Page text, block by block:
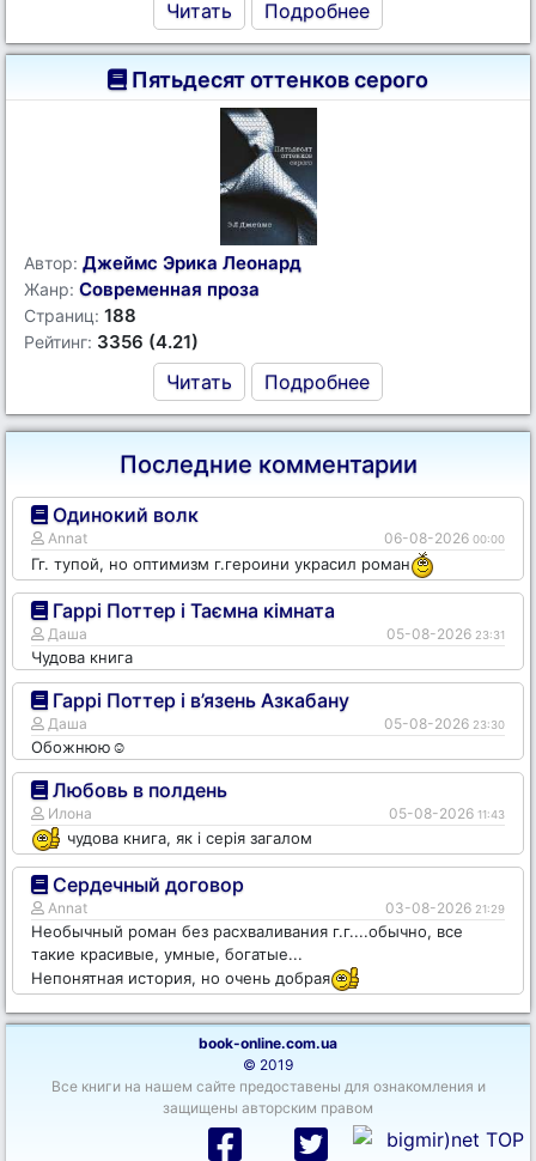
Читать Подробнее
Пятьдесят оттенков серого
Автор: Джеймс Эрика Леонард
Жанр: Современная проза
Страниц: 188
Рейтинг: 3356 (4.21)
Читать Подробнее
Последние комментарии
Одинокий волк
Annat 06-08-2026 00:00
Гг. тупой, но оптимизм г.героини украсил роман
Гаррі Поттер і Таємна кімната
Даша 05-08-2026 23:31
Чудова книга
Гаррі Поттер і в’язень Азкабану
Даша 05-08-2026 23:30
Обожнюю☺️
Любовь в полдень
Илона 05-08-2026 11:43
чудова книга, як і серія загалом
Сердечный договор
Annat 03-08-2026 21:29
Необычный роман без расхваливания г.г....обычно, все
такие красивые, умные, богатые...
Непонятная история, но очень добрая
book-online.com.ua
© 2019
Все книги на нашем сайте предоставены для ознакомления и
защищены авторским правом